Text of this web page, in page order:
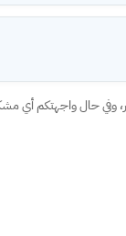
حال واجهتكم أي